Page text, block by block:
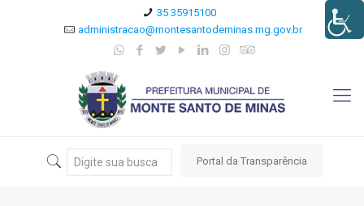
35 35915100
administracao@montesantodeminas.mg.gov.br
Portal da Transparência